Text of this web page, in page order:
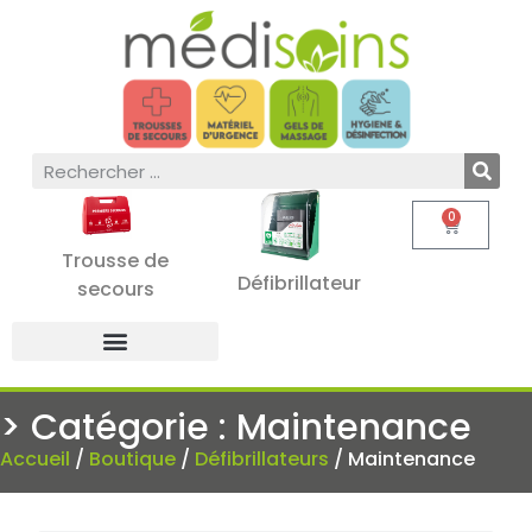
Trousse de
secours
Défibrillateur
0
> Catégorie : Maintenance
Accueil / Boutique / Défibrillateurs / Maintenance